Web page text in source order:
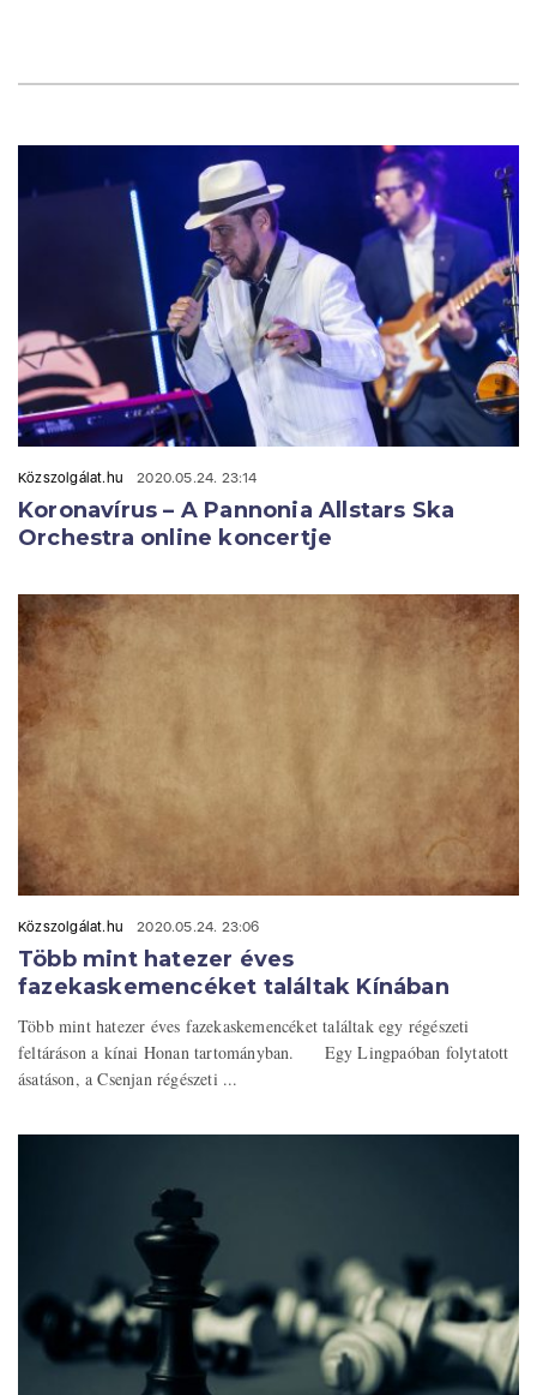
Közszolgálat.hu 2020.05.24. 23:14
Koronavírus – A Pannonia Allstars Ska
Orchestra online koncertje
Közszolgálat.hu 2020.05.24. 23:06
Több mint hatezer éves
fazekaskemencéket találtak Kínában
Több mint hatezer éves fazekaskemencéket találtak egy régészeti
feltáráson a kínai Honan tartományban. Egy Lingpaóban folytatott
ásatáson, a Csenjan régészeti ...